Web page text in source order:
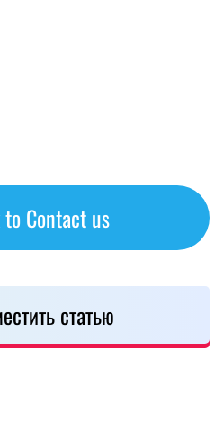
Contact us
статью